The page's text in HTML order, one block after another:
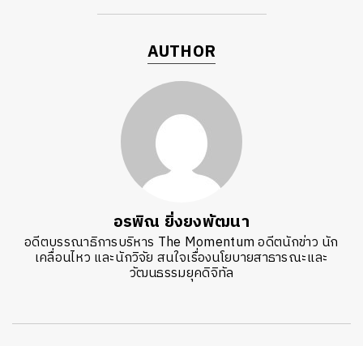
AUTHOR
อรพิณ ยิ่งยงพัฒนา
อดีตบรรณาธิการบริหาร The Momentum อดีตนักข่าว นัก
เคลื่อนไหว และนักวิจัย สนใจเรื่องนโยบายสาธารณะและ
วัฒนธรรมยุคดิจิทัล